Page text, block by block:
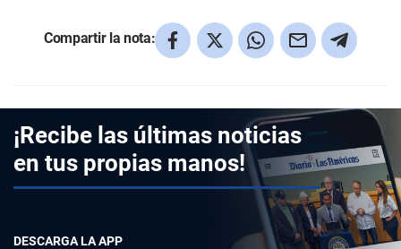
Compartir la nota:
¡Recibe las últimas noticias
en tus propias manos!
DESCARGA LA APP